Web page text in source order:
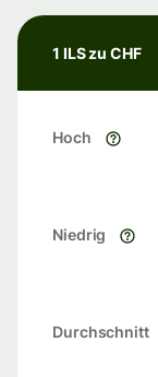
1 ILS zu CHF
Hoch
Niedrig
Durchschnitt